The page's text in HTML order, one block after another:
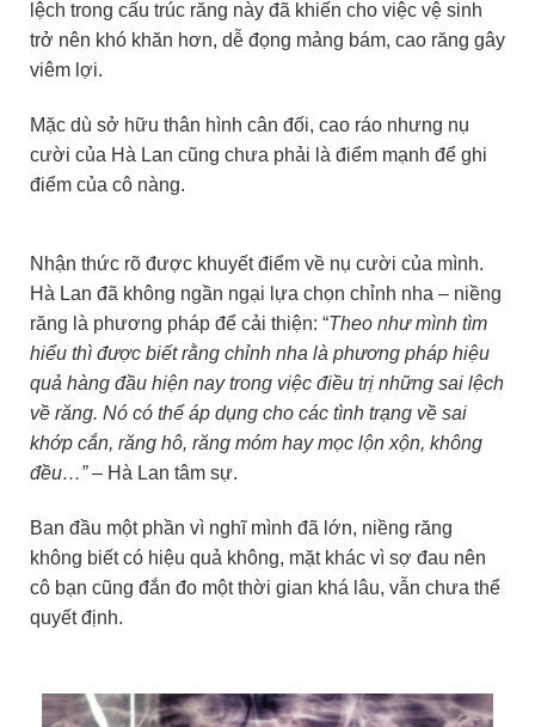
lệch trong cấu trúc răng này đã khiến cho việc vệ sinh
trở nên khó khăn hơn, dễ đọng mảng bám, cao răng gây
viêm lợi.
Mặc dù sở hữu thân hình cân đối, cao ráo nhưng nụ
cười của Hà Lan cũng chưa phải là điểm mạnh để ghi
điểm của cô nàng.
Nhận thức rõ được khuyết điểm về nụ cười của mình.
Hà Lan đã không ngần ngại lựa chọn chỉnh nha – niềng
răng là phương pháp để cải thiện: “Theo như mình tìm
hiểu thì được biết rằng chỉnh nha là phương pháp hiệu
quả hàng đầu hiện nay trong việc điều trị những sai lệch
về răng. Nó có thể áp dụng cho các tình trạng về sai
khớp cắn, răng hô, răng móm hay mọc lộn xộn, không
đều…”– Hà Lan tâm sự.
Ban đầu một phần vì nghĩ mình đã lớn, niềng răng
không biết có hiệu quả không, mặt khác vì sợ đau nên
cô bạn cũng đắn đo một thời gian khá lâu, vẫn chưa thể
quyết định.